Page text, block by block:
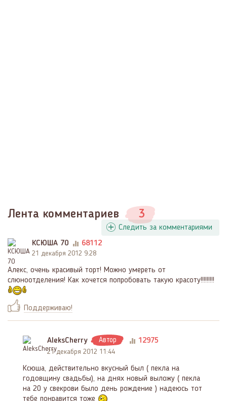
Лента комментариев 3
Следить за комментариями
КСЮША 70
68112
21 декабря 2012 9:28
Алекс, очень красивый торт! Можно умереть от
слюноотделения! Как хочется попробовать такую красоту!!!!!!!!!
Поддерживаю!
AleksCherry Автор 12975
21 декабря 2012 11:44
Ксюша, действительно вкусный был ( пекла на
годовщину свадьбы), на днях новый выложу ( пекла
на 20 у свекрови было день рождение ) надеюсь тот
тебе понравится тоже